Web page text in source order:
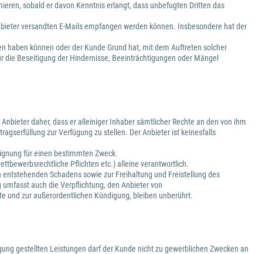
sobald er davon Kenntnis erlangt, dass unbefugten Dritten das
versandten E-Mails empfangen werden können. Insbesondere hat der
haben können oder der Kunde Grund hat, mit dem Auftreten solcher
Beseitigung der Hindernisse, Beeinträchtigungen oder Mängel
daher, dass er alleiniger Inhaber sämtlicher Rechte an den von ihm
zur Verfügung zu stellen. Der Anbieter ist keinesfalls
für einen bestimmten Zweck.
Pflichten etc.) alleine verantwortlich.
Schadens sowie zur Freihaltung und Freistellung des
auch die Verpflichtung, den Anbieter von
und zur außerordentlichen Kündigung, bleiben unberührt.
gestellten Leistungen darf der Kunde nicht zu gewerblichen Zwecken an